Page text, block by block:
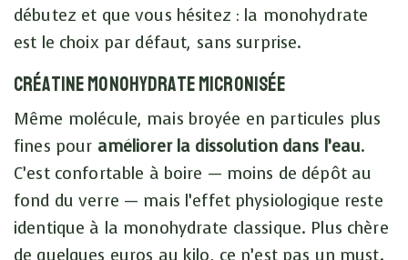
débutez et que vous hésitez : la monohydrate
est le choix par défaut, sans surprise.
Créatine monohydrate micronisée
Même molécule, mais broyée en particules plus
fines pour améliorer la dissolution dans l’eau.
C’est confortable à boire — moins de dépôt au
fond du verre — mais l’effet physiologique reste
identique à la monohydrate classique. Plus chère
de quelques euros au kilo, ce n’est pas un must.